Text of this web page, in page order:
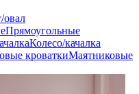
овал
Прямоугольные
Колесо/качалка
Маятниковые